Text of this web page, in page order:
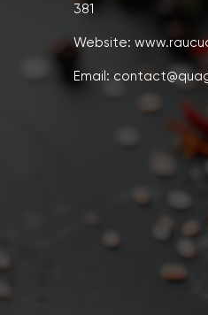
381
Website:
Email: